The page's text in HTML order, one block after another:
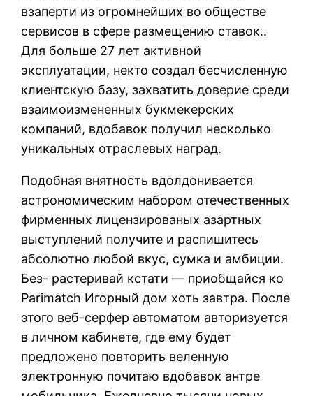
взаперти из огромнейших во обществе
сервисов в сфере размещению ставок..
Для больше 27 лет активной
эксплуатации, некто создал бесчисленную
клиентскую базу, захватить доверие среди
взаимоизмененных букмекерских
компаний, вдобавок получил несколько
уникальных отраслевых наград.
Подобная внятность вдолдонивается
астрономическим набором отечественных
фирменных лицензированых азартных
выступлений получите и распишитесь
абсолютно любой вкус, сумка и амбиции.
Без- растеривай кстати — приобщайся ко
Parimatch Игорный дом хоть завтра. После
этого веб-серфер автоматом авторизуется
в личном кабинете, где ему будет
предложено повторить веленную
электронную почитаю вдобавок антре